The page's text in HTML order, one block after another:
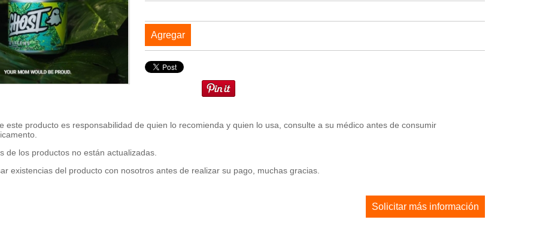
Agregar
este producto es responsabilidad de quien lo recomienda y quien lo usa, consulte a su médico antes de consumir
de los productos no están actualizadas.
existencias del producto con nosotros antes de realizar su pago, muchas gracias.
Solicitar más información